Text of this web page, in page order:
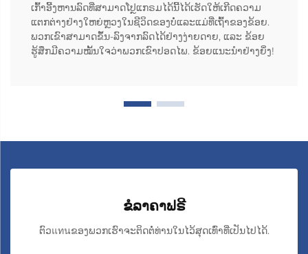
ເກົ້າອີ້ງຫານລົດທີ່ສາມາດໂປຼແກຣມໄດ້ນີ້ໄດ້ເຮັດໃຫ້ເກີດຄວາມ
ແຕກຕ່າງຢ່າງໃຫຍ່ຫຼວງໃນຊີວິດຂອງບໍ່ແລະແມ່ທີ່ເຖົ້າຂອງຂ້ອຍ.
ພວກເຂົາສາມາດຂຶ້ນ-ລົງຈາກລົດໄດ້ຢ່າງງ່າຍດາຍ, ແລະ ຂ້ອຍ
ຮູ້ສຶກມີຄວາມໝັ້ນໃຈວ່າພວກເຂົາປອດໄພ. ຂ້ອຍແນະນຳຢ່າງຍິ່ງ!
ຂໍລາຄາຟຣີ
ຕົວแทนຂອງພວກເຮົາຈະຕິດຕໍ່ທ່ານໃນໄວ້ສຸດເທົ່າທີ່ເປັນໄປໄດ້.